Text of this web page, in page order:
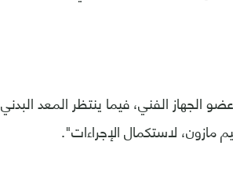
الفني، فيما ينتظر المعد البدني
مازون، لاستكمال الإجراءات".